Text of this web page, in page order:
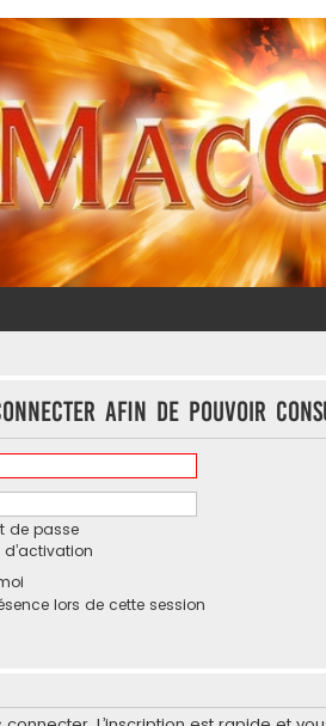
afin de pouvoir
de passe
d’activation
lors de cette session